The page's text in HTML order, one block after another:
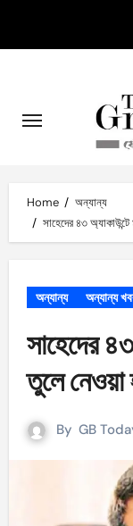
content
Home
অন্যান্য
সাহেদের ৪৩
অন্যান্য অন্যান্য
সাহেদের
তুলে
By GB